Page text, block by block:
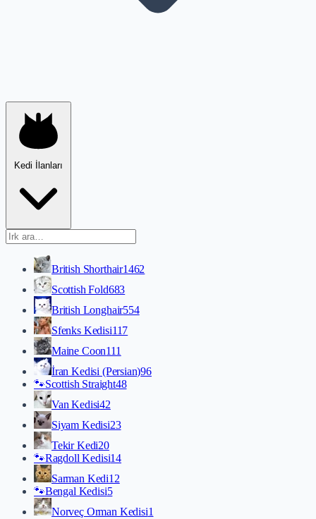
Kedi İlanları
British Shorthair1462
Scottish Fold683
British Longhair554
Sfenks Kedisi117
Maine Coon111
İran Kedisi (Persian)96
🐾Scottish Straight48
Van Kedisi42
Siyam Kedisi23
Tekir Kedi20
🐾Ragdoll Kedisi14
Sarman Kedi12
🐾Bengal Kedisi5
Norveç Orman Kedisi1